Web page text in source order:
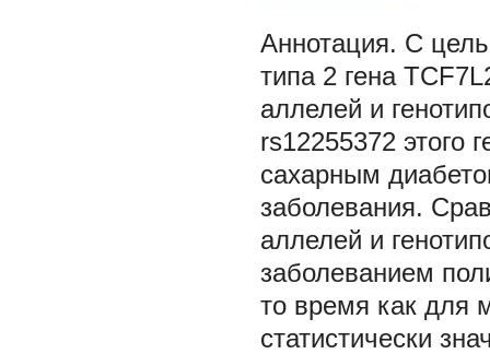
С
типа 2 гена
аллелей и
rs12255372 этого
сахарным
заболевания.
аллелей и
заболеванием
то время как для
статистически